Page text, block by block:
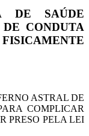
DE SAÚDE
CONDUTA
ASTRAL DE
COMPLICAR
PRESO PELA LEI